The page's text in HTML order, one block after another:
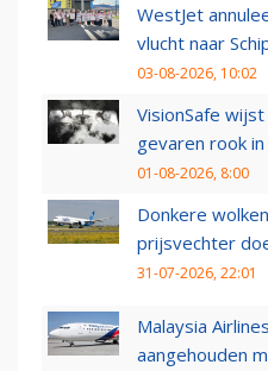
WestJet
vlucht naar
03-08-2026, 10:02
VisionSafe
gevaren rook
01-08-2026, 8:00
Donkere
prijsvechter
31-07-2026, 22:01
Malaysia
aangehouden